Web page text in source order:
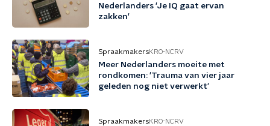
Nederlanders 'Je IQ gaat ervan
zakken'
SpraakmakersKRO-NCRV
Meer Nederlanders moeite met
rondkomen: 'Trauma van vier jaar
geleden nog niet verwerkt'
SpraakmakersKRO-NCRV